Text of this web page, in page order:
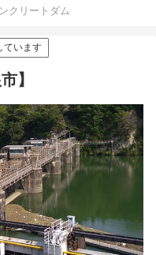
クリートダム
ています
】